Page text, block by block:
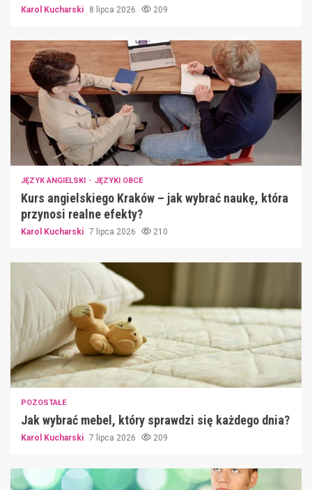
Karol Kucharski 8 lipca 2026 209
JĘZYK ANGIELSKI JĘZYKI OBCE
Kurs angielskiego Kraków – jak wybrać naukę, która
przynosi realne efekty?
Karol Kucharski 7 lipca 2026 210
POZOSTAŁE
Jak wybrać mebel, który sprawdzi się każdego dnia?
Karol Kucharski 7 lipca 2026 209